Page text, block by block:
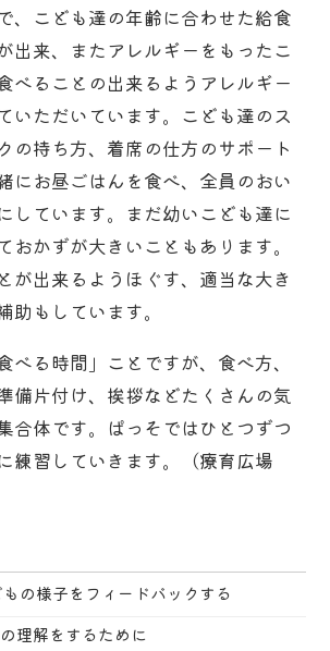
、こども達の年齢に合わせた給食
出来、またアレルギーをもったこ
べることの出来るようアレルギー
いただいています。こども達のス
の持ち方、着席の仕方のサポート
にお昼ごはんを食べ、全員のおい
しています。まだ幼いこども達に
おかずが大きいこともあります。
が出来るようほぐす、適当な大き
助もしています。
べる時間」ことですが、食べ方、
備片付け、挨拶などたくさんの気
合体です。ぱっそではひとつずつ
練習していきます。（療育広場
の様子をフィードバックする
理解をするために